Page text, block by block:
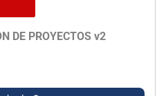
DE PROYECTOS v2